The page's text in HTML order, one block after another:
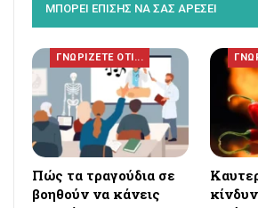
ΜΠΟΡΕΙ ΕΠΙΣΗΣ ΝΑ ΣΑΣ ΑΡΕΣΕΙ
ΓΝΩΡΙΖΕΤΕ ΟΤΙ...
Πώς τα τραγούδια σε
βοηθούν να κάνεις